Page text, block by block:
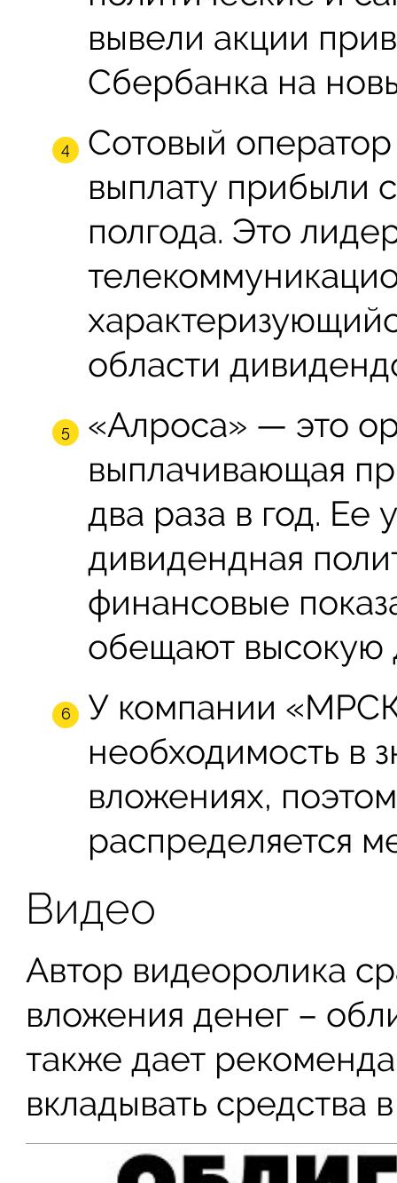
вывели акции
Сбербанка на
Сотовый
выплату прибыли
полгода. Это
области
«Алроса» — это
выплачивающая
два раза в год. Ее
дивидендная
финансовые
обещают высокую
У компании
необходимость в
вложениях,
распределяется
Видео
Автор видеоролика
вложения денег –
также дает
вкладывать средства